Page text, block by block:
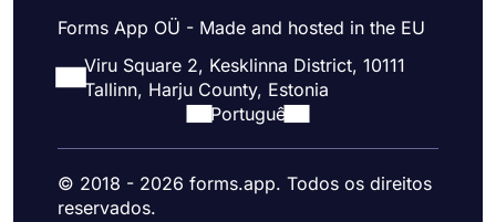
Forms App OÜ - Made and hosted in the EU
Viru Square 2, Kesklinna District, 10111
Tallinn, Harju County, Estonia
Portuguê
© 2018 - 2026 forms.app. Todos os direitos
reservados.